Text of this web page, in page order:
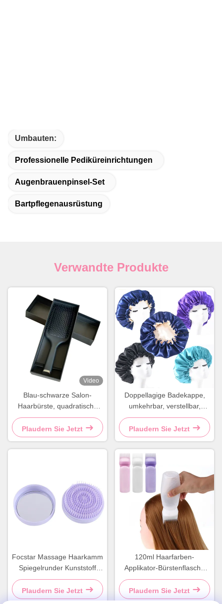
Umbauten:
Professionelle Pediküreinrichtungen
Augenbrauenpinsel-Set
Bartpflegenausrüstung
Verwandte Produkte
Video
Blau-schwarze Salon-
Haarbürste, quadratische
Paddelbürste zum Entwirren
Plaudern Sie Jetzt
Doppellagige Badekappe,
umkehrbar, verstellbar,
Satin-Haube
Plaudern Sie Jetzt
Focstar Massage Haarkamm
Spiegelrunder Kunststoff
Haarbürste Lila
Plaudern Sie Jetzt
120ml Haarfarben-
Applikator-Bürstenflasche
Pink Haarfarbenflasche
Kamm
Plaudern Sie Jetzt